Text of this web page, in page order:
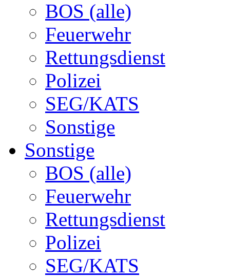
BOS (alle)
Feuerwehr
Rettungsdienst
Polizei
SEG/KATS
Sonstige
Sonstige
BOS (alle)
Feuerwehr
Rettungsdienst
Polizei
SEG/KATS